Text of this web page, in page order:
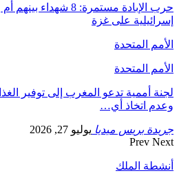
حرب الإبادة مستمرة: 8
إسرائيلية على غزة
الأمم المتحدة
الأمم المتحدة
لجنة أممية تدعو المغرب إلى توفير
وعدم اتخاذ أي…
جريدة بريس ميديا يوليو 27, 2026
Prev Next
أنشطة الملك